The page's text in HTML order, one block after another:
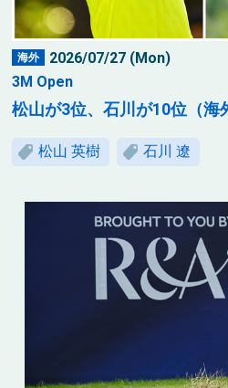
海外
2026/07/27 (Mon)
3M Open
松山が3位、石川が10位（海
松山 英樹 石川 遼